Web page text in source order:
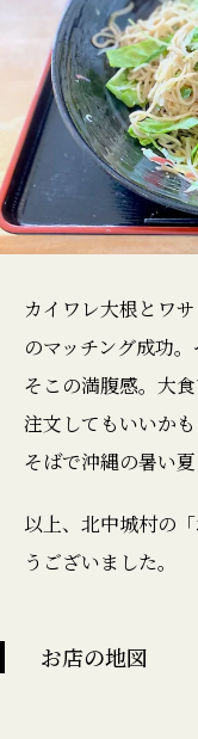
カイワレ大根とワ
のマッチング成功
そこの満腹感。大
注文してもいいか
そばで沖縄の暑い
以上、北中城村の
うございました。
お店の地図